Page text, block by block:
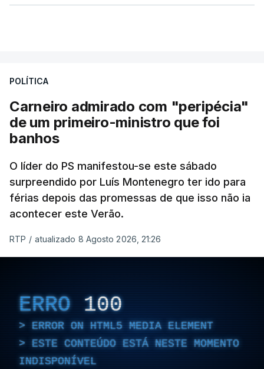
POLÍTICA
Carneiro admirado com "peripécia"
de um primeiro-ministro que foi
banhos
O líder do PS manifestou-se este sábado
surpreendido por Luís Montenegro ter ido para
férias depois das promessas de que isso não ia
acontecer este Verão.
RTP / atualizado 8 Agosto 2026, 21:26
ERRO 100
ERROR ON HTML5 MEDIA ELEMENT
ESTE CONTEÚDO ESTÁ NESTE MOMENTO
INDISPONÍVEL